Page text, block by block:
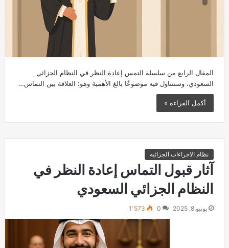
المقال الرابع من سلسلة التمس إعادة النظر في النظام الجزائي
السعودي، وسنتناول فيه موضوعًا بالغ الأهمية وهو: العلاقة بين التماس…
أكمل القراءة »
نظام الاجراءات الجزائيه
آثار قبول التماس إعادة النظر في
النظام الجزائي السعودي
يونيو 8, 2025 0 1٬573